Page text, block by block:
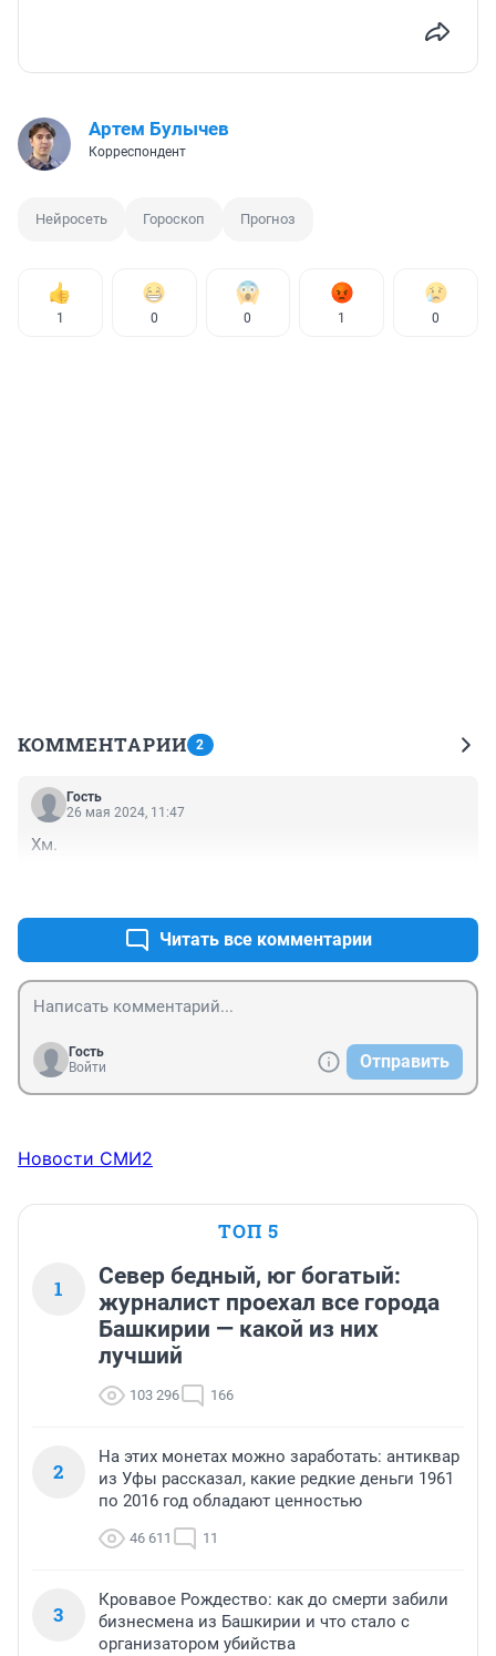
Артем Булычев
Корреспондент
Нейросеть Гороскоп Прогноз
1 0 0 1 0
КОММЕНТАРИИ 2
Гость
26 мая 2024, 11:47
Хм.
Читать все комментарии
Гость
Войти
Отправить
Новости СМИ2
ТОП 5
1
Север бедный, юг богатый:
журналист проехал все города
Башкирии — какой из них
лучший
103 296 166
2
На этих монетах можно заработать: антиквар
из Уфы рассказал, какие редкие деньги 1961
по 2016 год обладают ценностью
46 611 11
3
Кровавое Рождество: как до смерти забили
бизнесмена из Башкирии и что стало с
организатором убийства